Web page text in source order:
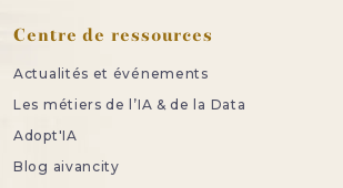
Centre de ressources
Actualités et événements
Les métiers de l’IA & de la Data
Adopt'IA
Blog aivancity